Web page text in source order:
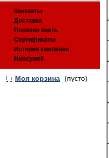
Контакты
Доставка
Полезно знать
Сертификаты
История компании
Honeywell
Моя корзина (пусто)